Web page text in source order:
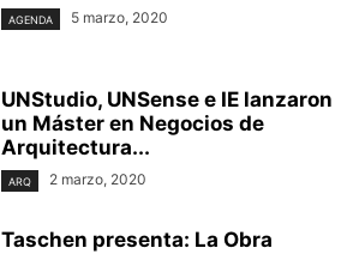
AGENDA 5 marzo, 2020
UNStudio, UNSense e IE lanzaron
un Máster en Negocios de
Arquitectura...
ARQ 2 marzo, 2020
Taschen presenta: La Obra